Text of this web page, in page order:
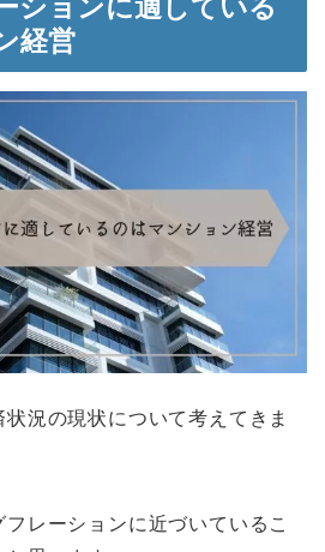
ションに適している
経営
況の現状について考えてきま
レーションに近づいているこ